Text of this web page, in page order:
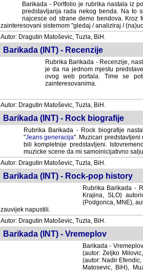
Barikada - Portfolio je rubrika nastala iz
predstavljanja rada nekog benda. Na to
najcesce od strane demo bendova. Kroz
zainteresovani sistemom "gledaj / analiziraj /
Autor: Dragutin Matoševic, Tuzla, BiH.
Barikada (INT) - Recenzije
Rubrika Barikada - Recenzije,
je da na jednom mjestu
ovog web portala. Time se
zainteresovanima.
Autor: Dragutin Matoševic, Tuzla, BiH.
Barikada (INT) - Rock biografije
Rubrika Barikada - Rock biografije
"Jeans generacija". Muzicari predstavljeni
bili kompletnije predstavljeni.
muzicke scene da mi samoinicijativno
Autor: Dragutin Matoševic, Tuzla, BiH.
Barikada (INT) - Rock-pop history
Rubrika Barikada -
Krajina, SLO)
(Podgorica, MNE),
zauvijek napustili.
Autor: Dragutin Matoševic, Tuzla, BiH.
Barikada (INT) - Vremeplov
Barikada -
(autor: Zeljko
(autor: Nadir
Matosevic, BiH),